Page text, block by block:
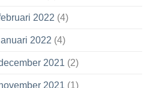
2022 (4)
2022 (4)
2021 (2)
2021 (1)